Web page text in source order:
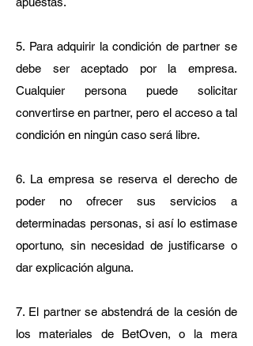
5. Para adquirir la condición de partner se
debe ser aceptado por la empresa.
Cualquier persona puede solicitar
convertirse en partner, pero el acceso a tal
condición en ningún caso será libre.
6. La empresa se reserva el derecho de
poder no ofrecer sus servicios a
determinadas personas, si así lo estimase
oportuno, sin necesidad de justificarse o
dar explicación alguna.
7. El partner se abstendrá de la cesión de
los materiales de BetOven, o la mera